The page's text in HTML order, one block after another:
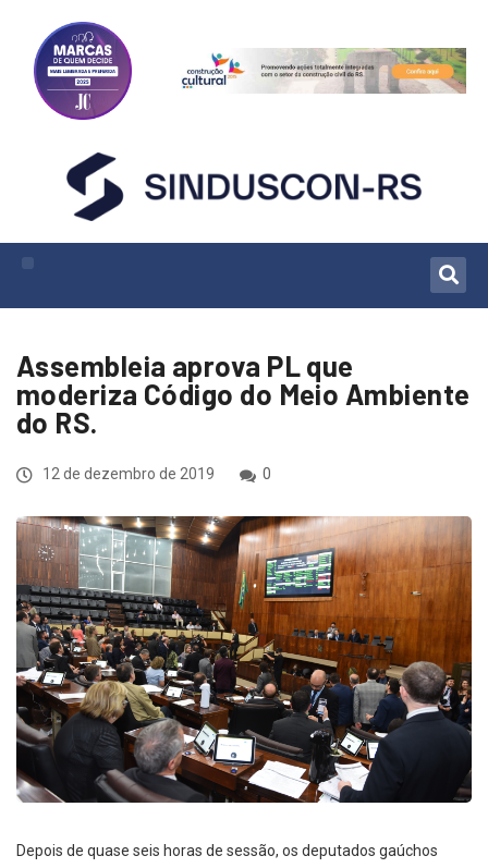
Assembleia aprova PL que
moderiza Código do Meio Ambiente
do RS.
12 de dezembro de 2019 0
Depois de quase seis horas de sessão, os deputados gaúchos